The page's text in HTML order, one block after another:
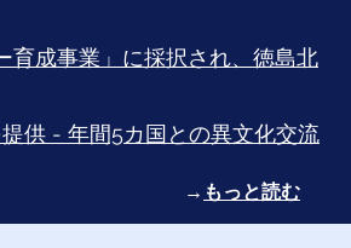
育成事業」に採択され、徳島北
提供 - 年間5カ国との異文化交流
→ もっと読む